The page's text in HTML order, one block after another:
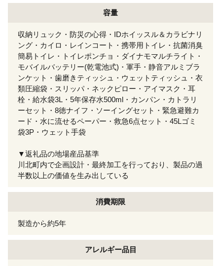
容量
収納リュック・防災の心得・IDホイッスル＆カラビナリ
ング・カイロ・レインコート・携帯用トイレ・抗菌消臭
簡易トイレ・トイレポンチョ・ダイナモマルチライト・
モバイルバッテリー(乾電池式)・軍手・静音アルミブラ
ンケット・歯磨きティッシュ・ウェットティッシュ・衣
類圧縮袋・スリッパ・ネックピロー・アイマスク・耳
栓・給水袋3L・5年保存水500ml・カンパン・カトラリ
ーセット・8徳ナイフ・ソーイングセット・緊急避難カ
ード・水に流せるペーパー・救急6点セット・45Lゴミ
袋3P・ウェット手袋
▼返礼品の地場産品基準
川北町内で企画設計・最終加工を行っており、製品の過
半数以上の価値を生み出している
消費期限
製造から約5年
アレルギー品目